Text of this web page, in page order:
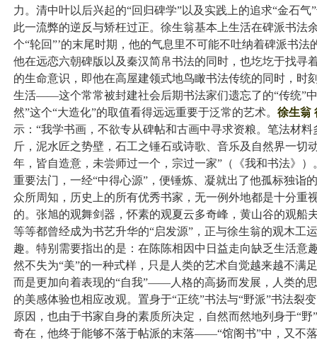
力。清中叶以后兴起的“回归碑学”以及实践上的追求“金石气
此一流弊的逆反与矫枉过正。徐生翁基本上生活在碑派书法
个“轮回”’的末尾时期，他的气息里不可能不吐纳着碑派书法
他在远恋六朝碑版以及秦汉简帛书法的同时，也圪圪于找寻
的生命意识，即他在高屋建领式地鸟瞰书法传统的同时，时
生活——这个常常被封建社会后期书法家们遗忘了的“传统”
然”这个“大造化”的取值看得远远重要于泛常的艺术。 徐生翁
示：“我学书画，不欲专从碑帖和古画中寻求资粮。笔法材
斤，泥水匠之势壁，石工之锤石或诗歌、音乐及自然界一切
年，皆自造意，未尝师过一个，宗过一家”（《我和书法》
重要法门，一经“中得心源”，便锤炼、凝就出了他孤标独诣
众所周知，历史上的所有优秀书家，无一例外地都是十分重
的。张旭的观舞剑器，怀素的观夏云多奇峰，黄山谷的观船
等等都曾经成为书艺升华的“启发源”，正与徐生翁的观木工
趣。特别需要指出的是：在陈陈相因中日益走向缺乏生活意
然不失为“美”的一种式样，只是人类的艺术自觉越来越不满
而是更加向着表现的“自我”——人格的高扬而发展，人类的
的美感体验也相应改观。置身于“正统”书法与“野派”书法裂
原因，也由于书家自身的素质所决定，自然而然地列身于“
奇在，他终于能够不落于帖派的末落——“馆阁书”中，又不